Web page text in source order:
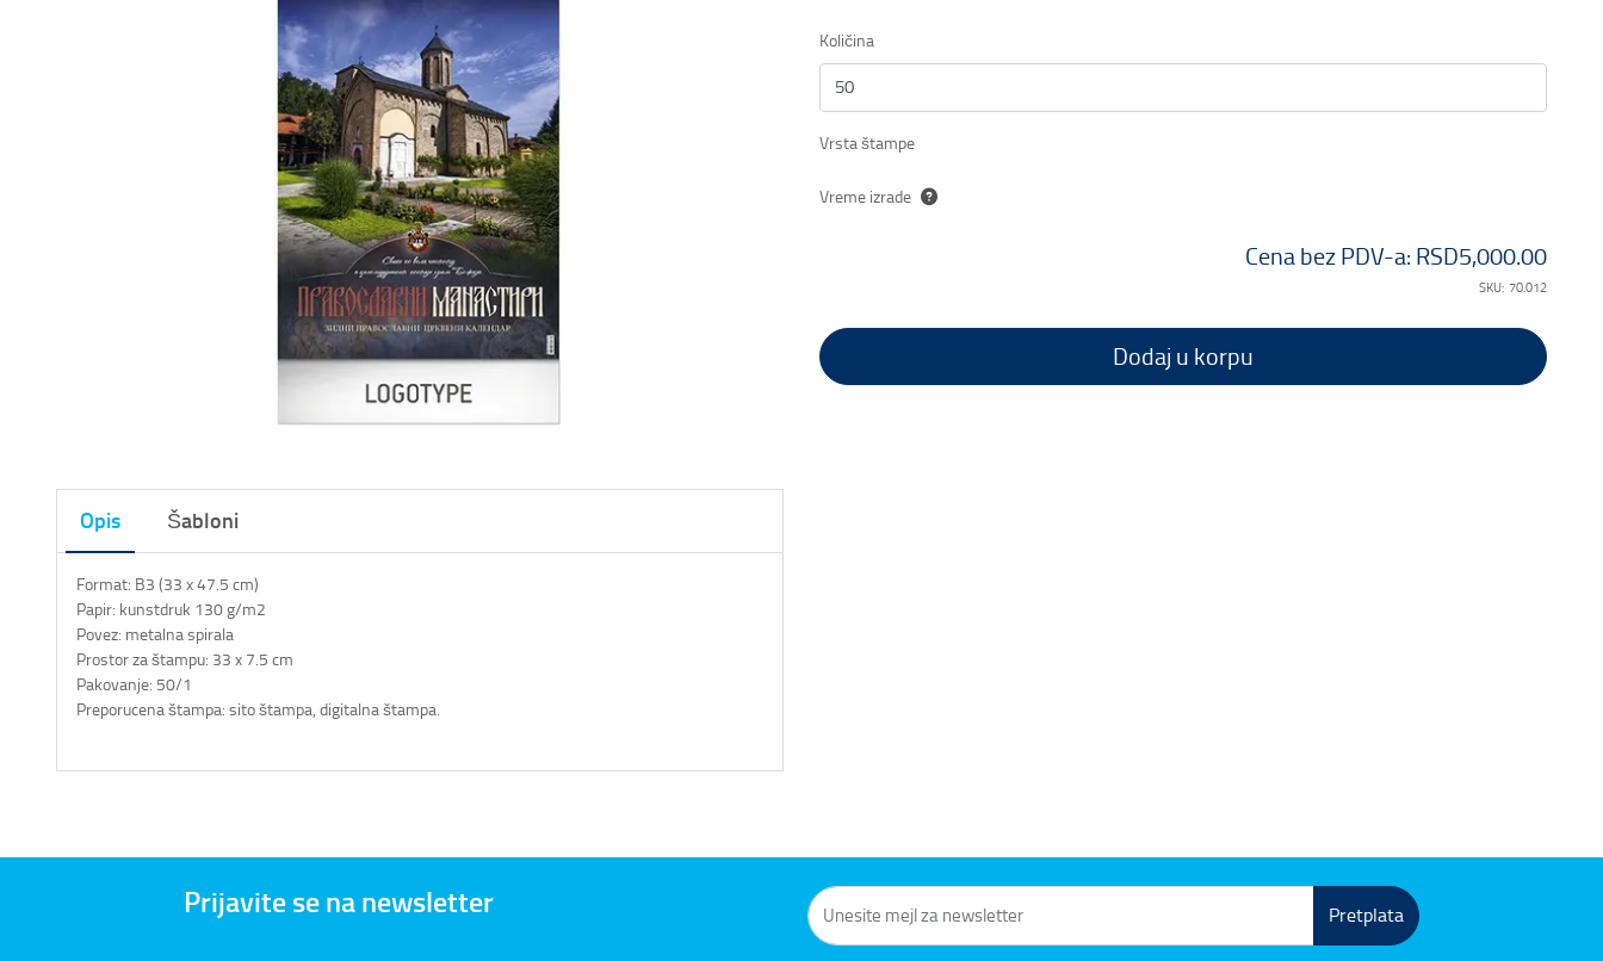
Opis Šabloni
Format: B3 (33 x 47.5 cm)
Papir: kunstdruk 130 g/m2
Povez: metalna spirala
Prostor za štampu: 33 x 7.5 cm
Pakovanje: 50/1
Preporucena štampa: sito štampa, digitalna štampa.
Količina
Vrsta štampe
Vreme izrade
Cena bez PDV-a: RSD5,000.00
SKU: 70.012
Dodaj u korpu
Prijavite se na newsletter Pretplata